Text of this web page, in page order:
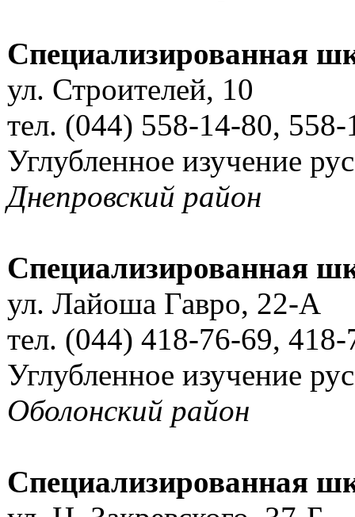
Специализированная
ул. Строителей, 10
тел. (044) 558-14-80, 558-
Углубленное изучение
Днепровский район
Специализированная
ул. Лайоша Гавро, 22-А
тел. (044) 418-76-69, 418-
Углубленное изучение
Оболонский район
Специализированная